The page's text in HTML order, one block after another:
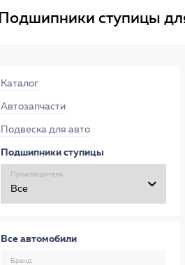
Подшипники ступицы
Каталог
Автозапчасти
Подвеска для авто
Подшипники ступицы
Производитель
Все автомобили
Бренд